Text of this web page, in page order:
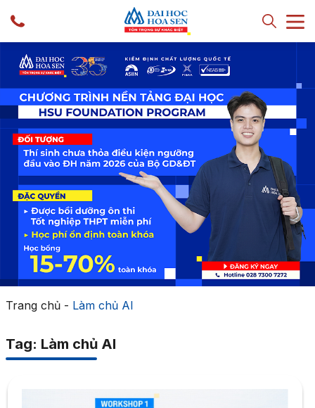
Trang chủ- Làm chủ AI
Tag: Làm chủ AI